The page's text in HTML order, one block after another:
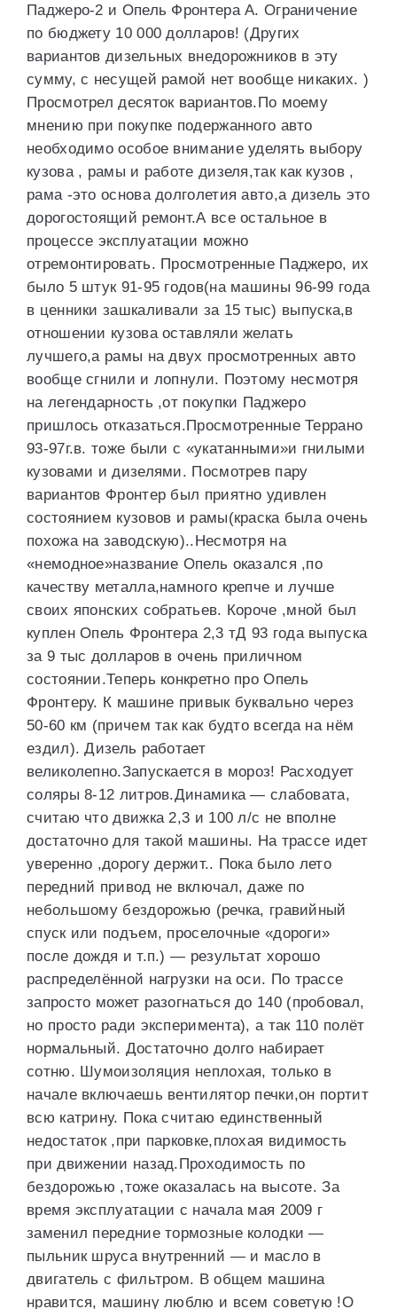
Паджеро-2 и Опель Фронтера А. Ограничение
по бюджету 10 000 долларов! (Других
вариантов дизельных внедорожников в эту
сумму, с несущей рамой нет вообще никаких. )
Просмотрел десяток вариантов.По моему
мнению при покупке подержанного авто
необходимо особое внимание уделять выбору
кузова , рамы и работе дизеля,так как кузов ,
рама -это основа долголетия авто,а дизель это
дорогостоящий ремонт.А все остальное в
процессе эксплуатации можно
отремонтировать. Просмотренные Паджеро, их
было 5 штук 91-95 годов(на машины 96-99 года
в ценники зашкаливали за 15 тыс) выпуска,в
отношении кузова оставляли желать
лучшего,а рамы на двух просмотренных авто
вообще сгнили и лопнули. Поэтому несмотря
на легендарность ,от покупки Паджеро
пришлось отказаться.Просмотренные Террано
93-97г.в. тоже были с «укатанными»и гнилыми
кузовами и дизелями. Посмотрев пару
вариантов Фронтер был приятно удивлен
состоянием кузовов и рамы(краска была очень
похожа на заводскую)..Несмотря на
«немодное»название Опель оказался ,по
качеству металла,намного крепче и лучше
своих японских собратьев. Короче ,мной был
куплен Опель Фронтера 2,3 тД 93 года выпуска
за 9 тыс долларов в очень приличном
состоянии.Теперь конкретно про Опель
Фронтеру. К машине привык буквально через
50-60 км (причем так как будто всегда на нём
ездил). Дизель работает
великолепно.Запускается в мороз! Расходует
соляры 8-12 литров.Динамика — слабовата,
считаю что движка 2,3 и 100 л/с не вполне
достаточно для такой машины. На трассе идет
уверенно ,дорогу держит.. Пока было лето
передний привод не включал, даже по
небольшому бездорожью (речка, гравийный
спуск или подъем, проселочные «дороги»
после дождя и т.п.) — результат хорошо
распределённой нагрузки на оси. По трассе
запросто может разогнаться до 140 (пробовал,
но просто ради эксперимента), а так 110 полёт
нормальный. Достаточно долго набирает
сотню. Шумоизоляция неплохая, только в
начале включаешь вентилятор печки,он портит
всю катрину. Пока считаю единственный
недостаток ,при парковке,плохая видимость
при движении назад.Проходимость по
бездорожью ,тоже оказалась на высоте. За
время эксплуатации с начала мая 2009 г
заменил передние тормозные колодки —
пыльник шруса внутренний — и масло в
двигатель с фильтром. В общем машина
нравится, машину люблю и всем советую !О